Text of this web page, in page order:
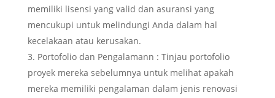
memiliki lisensi yang valid dan asuransi yang
mencukupi untuk melindungi Anda dalam hal
kecelakaan atau kerusakan.
Portofolio dan Pengalamann : Tinjau portofolio
proyek mereka sebelumnya untuk melihat apakah
mereka memiliki pengalaman dalam jenis renovasi